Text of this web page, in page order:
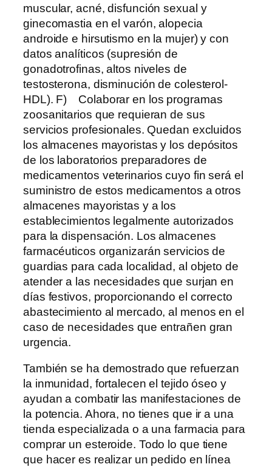
muscular, acné, disfunción sexual y
ginecomastia en el varón, alopecia
androide e hirsutismo en la mujer) y con
datos analíticos (supresión de
gonadotrofinas, altos niveles de
testosterona, disminución de colesterol-
HDL). F) Colaborar en los programas
zoosanitarios que requieran de sus
servicios profesionales. Quedan excluidos
los almacenes mayoristas y los depósitos
de los laboratorios preparadores de
medicamentos veterinarios cuyo fin será el
suministro de estos medicamentos a otros
almacenes mayoristas y a los
establecimientos legalmente autorizados
para la dispensación. Los almacenes
farmacéuticos organizarán servicios de
guardias para cada localidad, al objeto de
atender a las necesidades que surjan en
días festivos, proporcionando el correcto
abastecimiento al mercado, al menos en el
caso de necesidades que entrañen gran
urgencia.
También se ha demostrado que refuerzan
la inmunidad, fortalecen el tejido óseo y
ayudan a combatir las manifestaciones de
la potencia. Ahora, no tienes que ir a una
tienda especializada o a una farmacia para
comprar un esteroide. Todo lo que tiene
que hacer es realizar un pedido en línea